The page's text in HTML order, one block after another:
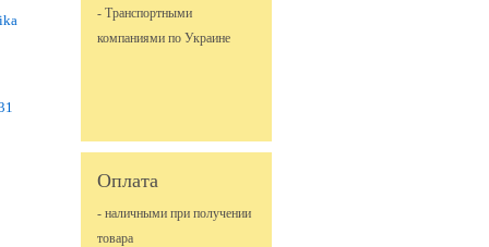
- Транспортными
компаниями по Украине
Оплата
- наличными при получении
товара